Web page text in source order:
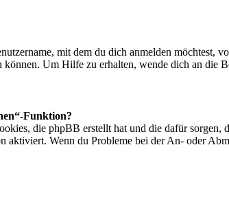
mit dem du dich anmelden
können. Um Hilfe zu erhalten, wende dich an die
Funktion?
die phpBB erstellt hat und die dafür
aktiviert. Wenn du Probleme bei der An- oder